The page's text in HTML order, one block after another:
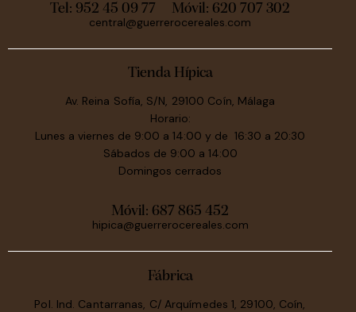
Tel: 952 45 09 77 Móvil: 620 707 302
central@guerrerocereales.com
Tienda Hípica
Av. Reina Sofía, S/N, 29100 Coín, Málaga
Horario:
Lunes a viernes de 9:00 a 14:00 y de 16:30 a 20:30
Sábados de 9:00 a 14:00
Domingos cerrados
Móvil: 687 865 452
hipica@guerrerocereales.com
Fábrica
Pol. Ind. Cantarranas, C/ Arquímedes 1, 29100, Coín,